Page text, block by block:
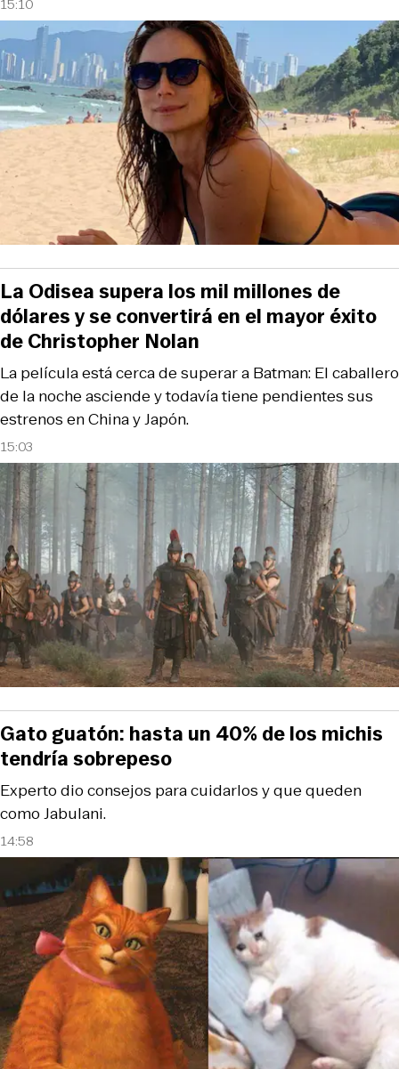
15:10
15:03
La película está cerca de superar a Batman: El caballero
de la noche asciende y todavía tiene pendientes sus
estrenos en China y Japón.
La Odisea supera los mil millones de
dólares y se convertirá en el mayor éxito
de Christopher Nolan
14:58
Experto dio consejos para cuidarlos y que queden
como Jabulani.
Gato guatón: hasta un 40% de los michis
tendría sobrepeso